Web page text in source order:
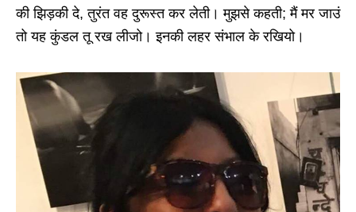
की झिड़की दे, तुरंत वह दुरूस्त कर लेती। मुझसे कहती; मैं मर जाउं
तो यह कुंडल तू रख लीजो। इनकी लहर संभाल के रखियो।